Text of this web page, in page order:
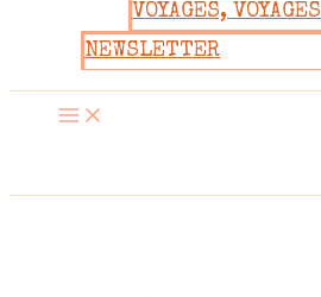
VOYAGES, VOYAGES
NEWSLETTER